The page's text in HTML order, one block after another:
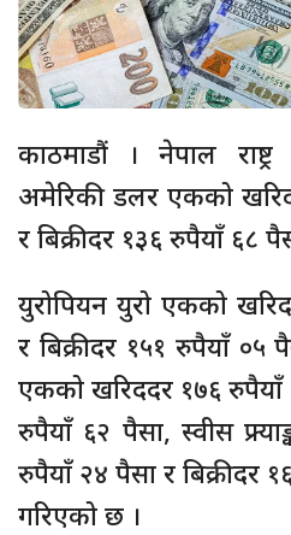
काठमाडौं । नेपाल
अमेरिकी डलर एकको
र बिक्रीदर १३६ रुपैयाँ ६८
युरोपियन युरो एकको
र बिक्रीदर १५१ रुपैयाँ ०५
एकको खरिददर १७६ रुपैयाँ
रुपैयाँ ६२ पैसा, स्वीस
रुपैयाँ २४ पैसा र बिक्रीदर
गरिएको छ ।